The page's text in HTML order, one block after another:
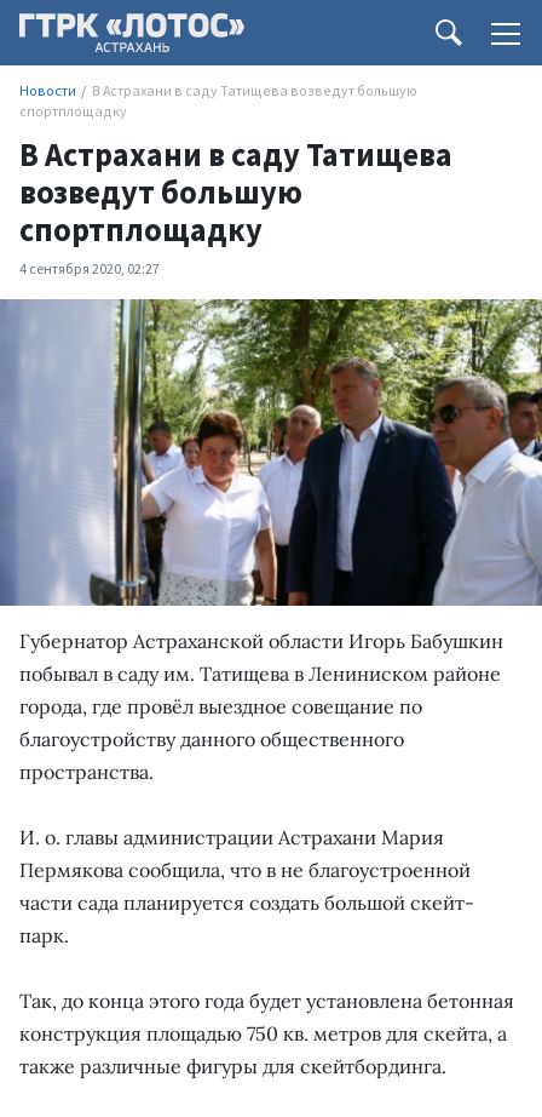
Новости
В Астрахани в саду Татищева возведут большую
спортплощадку
В Астрахани в саду Татищева
возведут большую
спортплощадку
4 сентября 2020, 02:27
Губернатор Астраханской области Игорь Бабушкин
побывал в саду им. Татищева в Лениниском районе
города, где провёл выездное совещание по
благоустройству данного общественного
пространства.
И. о. главы администрации Астрахани Мария
Пермякова сообщила, что в не благоустроенной
части сада планируется создать большой скейт-
парк.
Так, до конца этого года будет установлена бетонная
конструкция площадью 750 кв. метров для скейта, а
также различные фигуры для скейтбординга.